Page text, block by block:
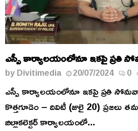
ఎస్పీ కార్యాలయంలోనూ ఇకపై ప్రతి
byDivitimedia 20/07/2024 0
ఎస్పీ కార్యాలయంలోనూ ఇకపై ప్రతి
కొత్తగూడెం – దివిటీ (జులై 20) ప్రజలు
జిల్లాకలెక్టర్ కార్యాలయంలో...